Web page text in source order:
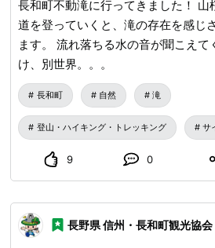
長和町不動滝に行ってきました！ 山
道を登っていくと、滝の存在を感じ
ます。 流れ落ちる水の音が聞こえてくる
け、別世界。。。
長和町 自然 滝
登山・ハイキング・トレッキング サ
9 0
長野県 信州・長和町観光協会